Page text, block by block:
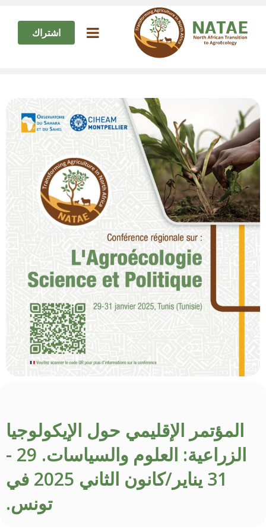
اشتراك
المؤتمر الإقليمي حول الإيكولوجيا
الزراعية: العلوم والسياسات. 29 -
31 يناير/كانون الثاني 2025 في
تونس.